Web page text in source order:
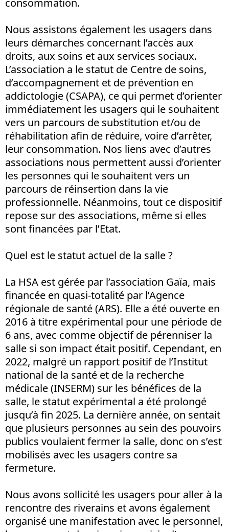
consommation.
Nous assistons également les usagers dans
leurs démarches concernant l’accès aux
droits, aux soins et aux services sociaux.
L’association a le statut de Centre de soins,
d’accompagnement et de prévention en
addictologie (CSAPA), ce qui permet d’orienter
immédiatement les usagers qui le souhaitent
vers un parcours de substitution et/ou de
réhabilitation afin de réduire, voire d’arrêter,
leur consommation. Nos liens avec d’autres
associations nous permettent aussi d’orienter
les personnes qui le souhaitent vers un
parcours de réinsertion dans la vie
professionnelle. Néanmoins, tout ce dispositif
repose sur des associations, même si elles
sont financées par l’Etat.
Quel est le statut actuel de la salle ?
La HSA est gérée par l’association Gaïa, mais
financée en quasi-totalité par l’Agence
régionale de santé (ARS). Elle a été ouverte en
2016 à titre expérimental pour une période de
6 ans, avec comme objectif de pérenniser la
salle si son impact était positif. Cependant, en
2022, malgré un rapport positif de l’Institut
national de la santé et de la recherche
médicale (INSERM) sur les bénéfices de la
salle, le statut expérimental a été prolongé
jusqu’à fin 2025. La dernière année, on sentait
que plusieurs personnes au sein des pouvoirs
publics voulaient fermer la salle, donc on s’est
mobilisés avec les usagers contre sa
fermeture.
Nous avons sollicité les usagers pour aller à la
rencontre des riverains et avons également
organisé une manifestation avec le personnel,